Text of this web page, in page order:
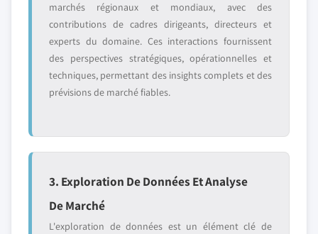
marchés régionaux et mondiaux, avec des
contributions de cadres dirigeants, directeurs et
experts du domaine. Ces interactions fournissent
des perspectives stratégiques, opérationnelles et
techniques, permettant des insights complets et des
prévisions de marché fiables.
3. Exploration De Données Et Analyse
De Marché
L'exploration de données est un élément clé de